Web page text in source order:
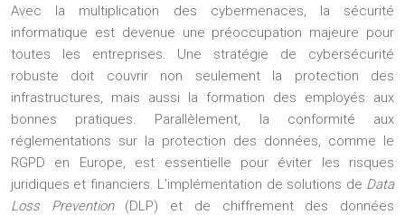
Avec la multiplication des cybermenaces, la sécurité
informatique est devenue une préoccupation majeure pour
toutes les entreprises. Une stratégie de cybersécurité
robuste doit couvrir non seulement la protection des
infrastructures, mais aussi la formation des employés aux
bonnes pratiques. Parallèlement, la conformité aux
réglementations sur la protection des données, comme le
RGPD en Europe, est essentielle pour éviter les risques
juridiques et financiers. L’implémentation de solutions de Data
Loss Prevention (DLP) et de chiffrement des données